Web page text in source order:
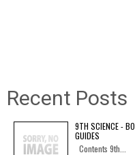
Recent Posts
9TH SCIENCE -
GUIDES
Contents 9th...